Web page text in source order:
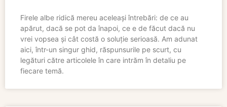
Firele albe ridică mereu aceleași întrebări: de ce au
apărut, dacă se pot da înapoi, ce e de făcut dacă nu
vrei vopsea și cât costă o soluție serioasă. Am adunat
aici, într-un singur ghid, răspunsurile pe scurt, cu
legături către articolele în care intrăm în detaliu pe
fiecare temă.